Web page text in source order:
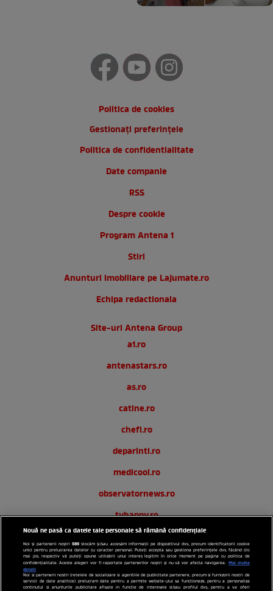
Politica de cookies
Gestionați preferințele
Politica de confidentialitate
Date companie
RSS
Despre cookie
Program Antena 1
Stiri
Anunturi imobiliare pe Lajumate.ro
Echipa redactionala
Site-uri Antena Group
a1.ro
antenastars.ro
as.ro
catine.ro
chefi.ro
deparinti.ro
medicool.ro
observatornews.ro
tvhappy.ro
useit.ro
zutv.ro
Trends AntenaPLAY
Nouă ne pasă ca datele tale personale să rămână confidențiale
Noi și partenerii noștri589 stocăm și/sau accesăm informații pe dispozitivul dvs., precum identificatorii cookie
unici pentru prelucrarea datelor cu caracter personal. Puteți accepta sau gestiona preferințele dvs. făcând clic
mai jos, respectiv vă puteți opune utilizării unui interes legitim în orice moment pe pagina cu politica de
confidențialitate. Aceste alegeri vor fi raportate partenerilor noștri și nu vă vor afecta navigarea. Mai multe
detalii
Noi si partenerii nostri (retelele de socializare si agentiile de publicitate partenere, precum si furnizorii nostri de
servicii de date analitice) prelucram date pentru a permite website-ului sa functioneze, pentru a personaliza
continutul si anunturile publicitare afisate in functie de interesele si/sau profilul dvs., pentru a va oferi